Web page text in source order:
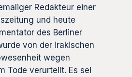
Redakteur einer
und heute
des Berliner
von der irakischen
wegen
Tode verurteilt. Es sei